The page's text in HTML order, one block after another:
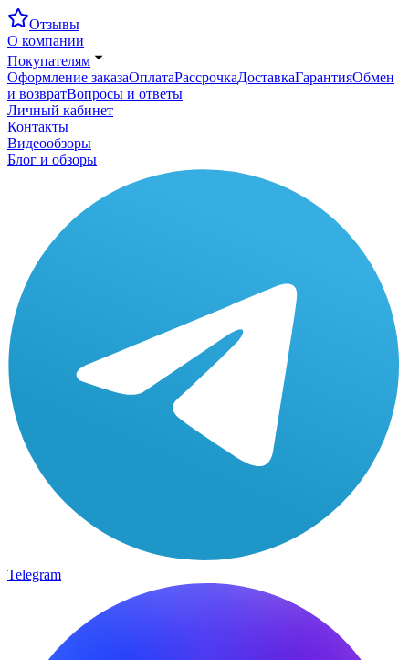
Отзывы
О компании
Покупателям
Оформление заказаОплатаРассрочкаДоставкаГарантияОбмен
и возвратВопросы и ответы
Личный кабинет
Контакты
Видеообзоры
Блог и обзоры
Telegram